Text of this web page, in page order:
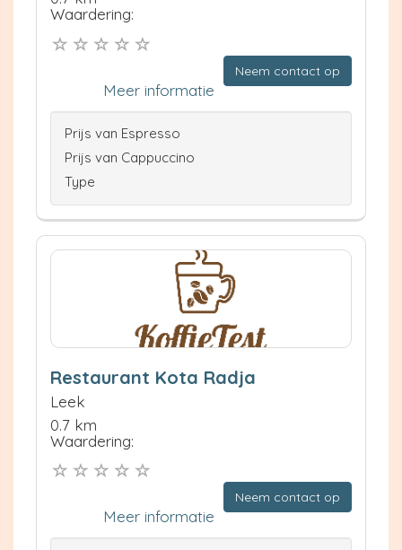
Waardering:
Neem contact op
Meer informatie
Prijs van Espresso
Prijs van Cappuccino
Type
Restaurant Kota Radja
Leek
0.7 km
Waardering:
Neem contact op
Meer informatie